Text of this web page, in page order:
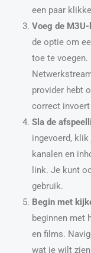
een paar
Voeg de
de optie om
toe te voegen.
provider hebt
correct
Sla de
ingevoerd, klik
kanalen en
link. Je kunt
gebruik.
Begin met
beginnen met
en films.
wat je wilt